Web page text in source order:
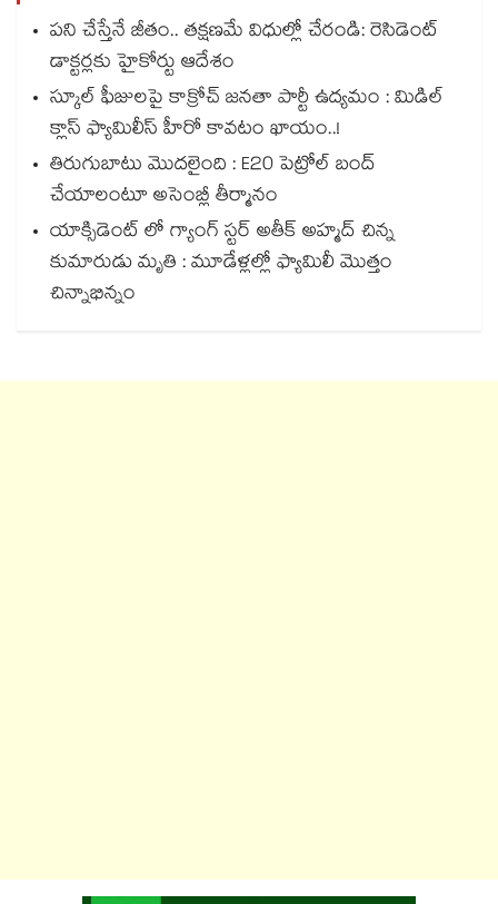
పని చేస్తేనే జీతం.. తక్షణమే విధుల్లో చేరండి: రెసిడెంట్
డాక్టర్లకు హైకోర్టు ఆదేశం
స్కూల్ ఫీజులపై కాక్రోచ్ జనతా పార్టీ ఉద్యమం : మిడిల్
క్లాస్ ఫ్యామిలీస్ హీరో కావటం ఖాయం..!
తిరుగుబాటు మొదలైంది : E20 పెట్రోల్ బంద్
చేయాలంటూ అసెంబ్లీ తీర్మానం
యాక్సిడెంట్ లో గ్యాంగ్ స్టర్ అతీక్ అహ్మద్ చిన్న
కుమారుడు మృతి : మూడేళ్లల్లో ఫ్యామిలీ మొత్తం
చిన్నాభిన్నం